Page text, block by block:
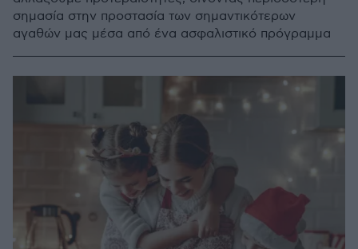
σημασία στην προστασία των σημαντικότερων
αγαθών μας μέσα από ένα ασφαλιστικό πρόγραμμα